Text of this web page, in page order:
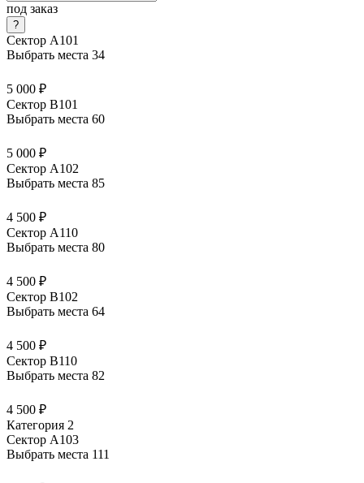
под заказ
Сектор А101
Выбрать места 34
5 000 ₽
Сектор В101
Выбрать места 60
5 000 ₽
Сектор А102
Выбрать места 85
4 500 ₽
Сектор А110
Выбрать места 80
4 500 ₽
Сектор В102
Выбрать места 64
4 500 ₽
Сектор В110
Выбрать места 82
4 500 ₽
Категория 2
Сектор А103
Выбрать места 111